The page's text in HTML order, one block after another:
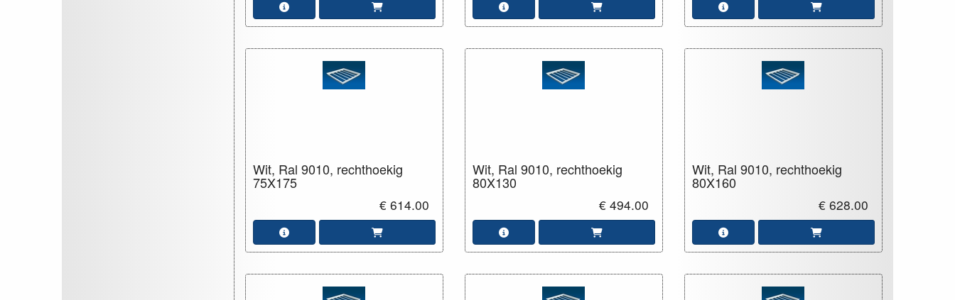
Wit, Ral 9010, rechthoekig
75X175
€ 614.00
Wit, Ral 9010, rechthoekig
80X130
€ 494.00
Wit, Ral 9010, rechthoekig
80X160
€ 628.00